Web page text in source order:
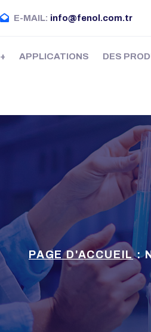
E-MAIL: info@fenol.com.tr
APPLICATIONS DES
PAGE D'ACCUEIL: